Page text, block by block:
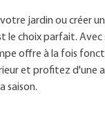
jardin ou créer
le choix parfait.
offre à la fois
et profitez d'une
saison.